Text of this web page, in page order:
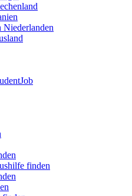
Niederlanden
finden